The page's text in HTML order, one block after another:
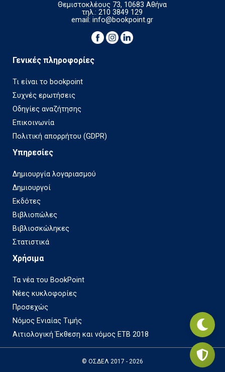
Θεμιστοκλέους 73, 10683 Αθήνα
τηλ.: 210 3849 129
email:info@bookpoint.gr
Γενικές πληροφορίες
Τι είναι το bookpoint
Συχνές ερωτήσεις
Οδηγίες αναζήτησης
Επικοινωνία
Πολιτική απορρήτου (GDPR)
Υπηρεσίες
Δημιουργία λογαριασμού
Δημιουργοί
Εκδότες
Βιβλιοπώλες
Βιβλιοσκώληκες
Στατιστικά
Χρήσιμα
Τα νέα του BookPoint
Νέες κυκλοφορίες
Προσεχώς
Νόμος Ενιαίας Τιμής
Αιτιολογική Έκθεση και νόμος ΕΤΒ 2018
© ΟΣΔΕΛ 2017 - 2026